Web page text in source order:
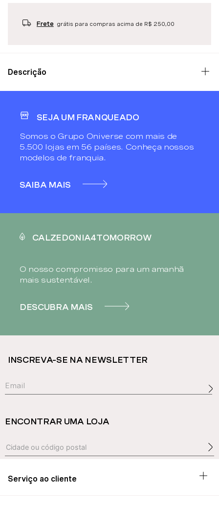
Frete grátis para compras acima de R$ 250,00
Descrição
SEJA UM FRANQUEADO
Somos o Grupo Oniverse com mais de
5.500 lojas em 56 países. Conheça nossos
modelos de franquia.
SAIBA MAIS
CALZEDONIA4TOMORROW
O nosso compromisso para um amanhã
mais sustentável.
DESCUBRA MAIS
INSCREVA-SE NA NEWSLETTER
ENCONTRAR UMA LOJA
Serviço ao cliente